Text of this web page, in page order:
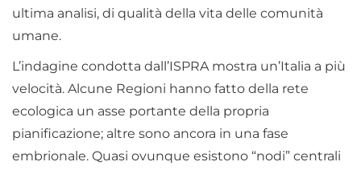
ultima analisi, di qualità della vita delle comunità
umane.
L’indagine condotta dall’ISPRA mostra un’Italia a più
velocità. Alcune Regioni hanno fatto della rete
ecologica un asse portante della propria
pianificazione; altre sono ancora in una fase
embrionale. Quasi ovunque esistono “nodi” centrali